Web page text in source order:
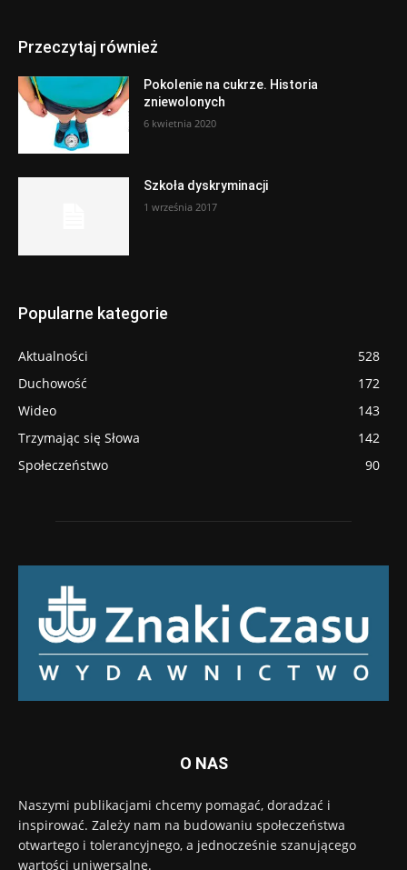
Przeczytaj również
Pokolenie na cukrze. Historia
zniewolonych
6 kwietnia 2020
Szkoła dyskryminacji
1 września 2017
Popularne kategorie
Aktualności
528
Duchowość
172
Wideo
143
Trzymając się Słowa
142
Społeczeństwo
90
O NAS
Naszymi publikacjami chcemy pomagać, doradzać i
inspirować. Zależy nam na budowaniu społeczeństwa
otwartego i tolerancyjnego, a jednocześnie szanującego
wartości uniwersalne.